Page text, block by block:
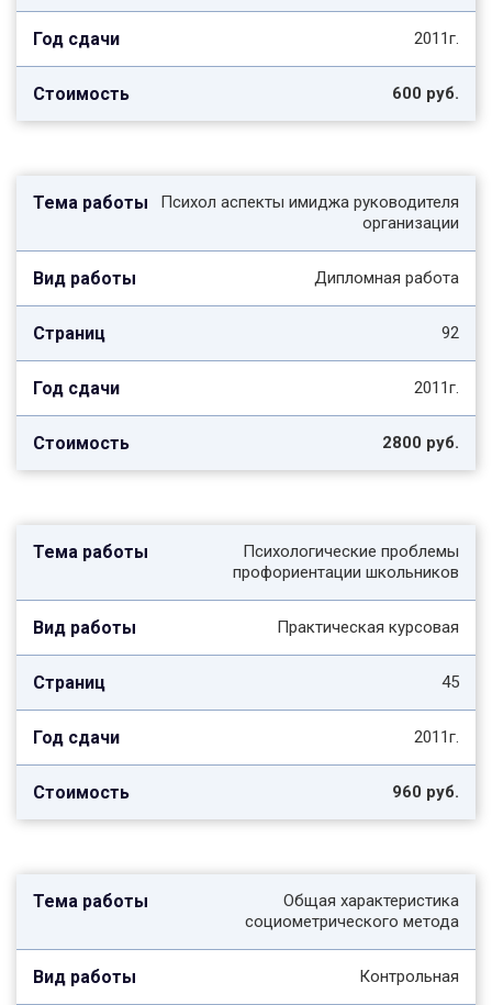
2011г.
600 руб.
Психол аспекты имиджа руководителя
организации
Дипломная работа
92
2011г.
2800 руб.
Психологические проблемы
профориентации школьников
Практическая курсовая
45
2011г.
960 руб.
Общая характеристика
социометрического метода
Контрольная